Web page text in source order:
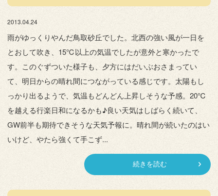
2013.04.24
雨がゆっくりやんだ鳥取砂丘でした。北西の強い風が一日を
とおして吹き、15℃以上の気温でしたが意外と寒かったで
す。このぐずついた様子も、夕方にはだいぶおさまってい
て、明日からの晴れ間につながっている感じです。太陽もし
っかり出るようで、気温もどんどん上昇しそうな予感。20℃
を越える行楽日和になるかも♪良い天気はしばらく続いて、
GW前半も期待できそうな天気予報に。晴れ間が続いたのはい
いけど、やたら強くて手こず...
続きを読む